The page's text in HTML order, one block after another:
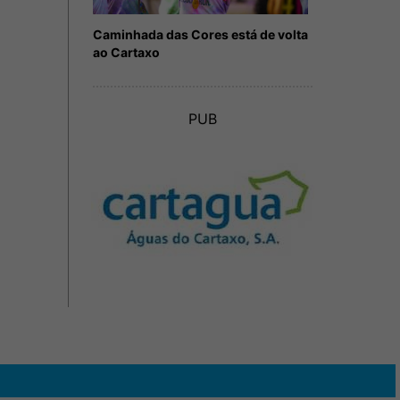
Caminhada das Cores está de volta
ao Cartaxo
PUB